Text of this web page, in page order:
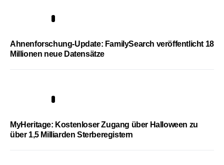
Ahnenforschung-Update: FamilySearch veröffentlicht 18
Millionen neue Datensätze
MyHeritage: Kostenloser Zugang über Halloween zu
über 1,5 Milliarden Sterberegistern